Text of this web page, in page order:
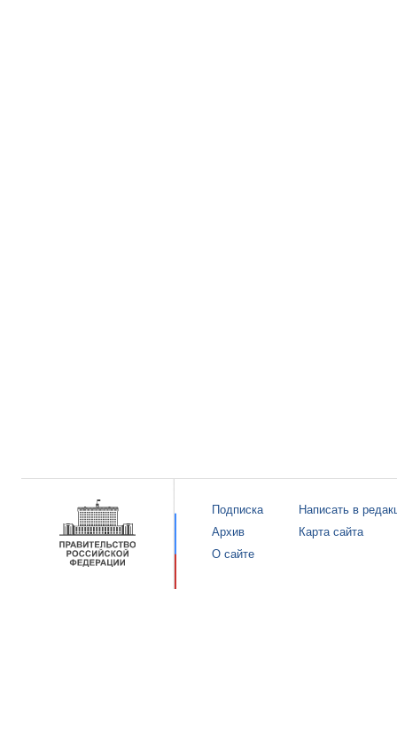
Подписка
Архив
О сайте
Написать в
Карта сайта